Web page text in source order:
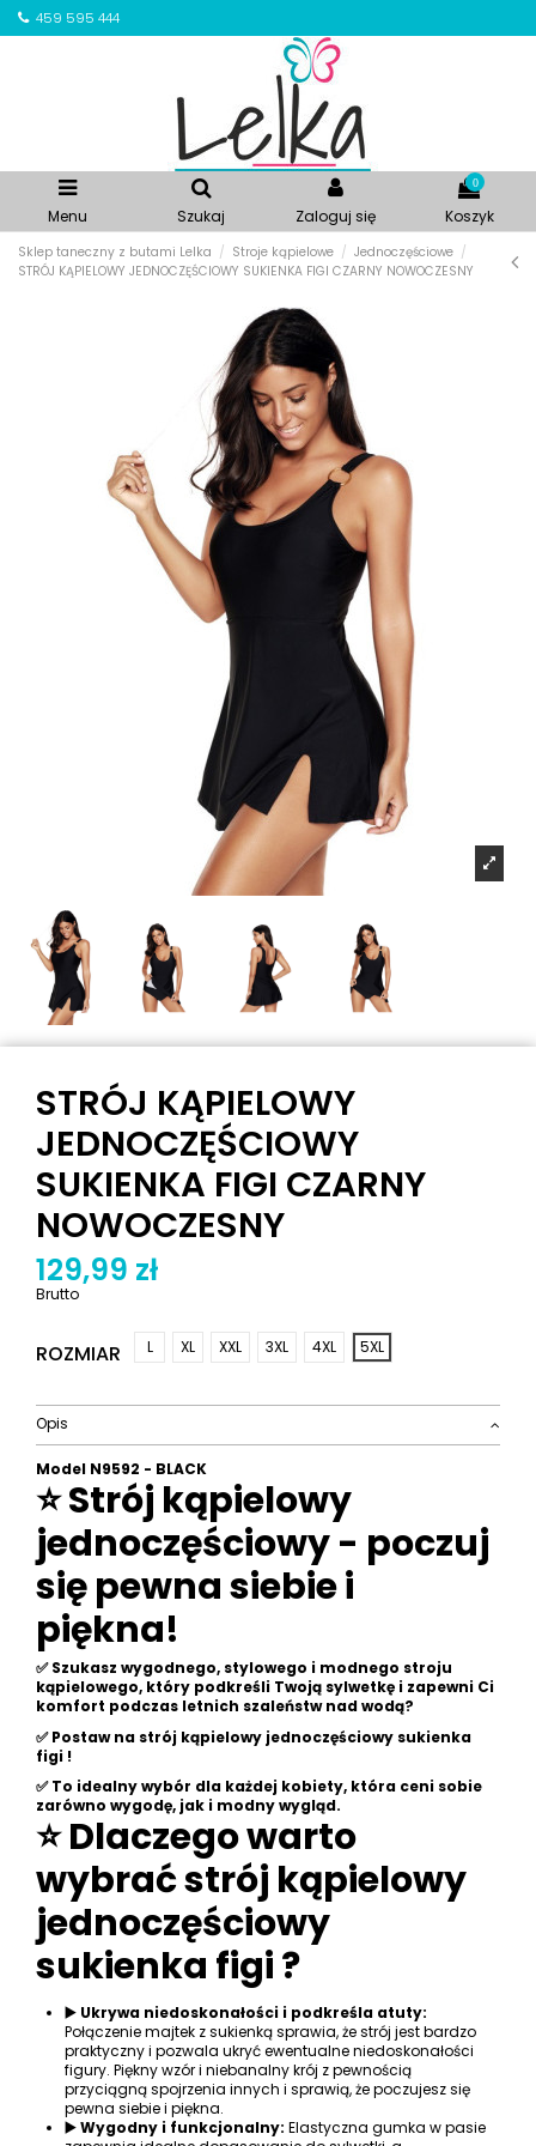
459 595 444
Menu Szukaj Zaloguj się
0
Koszyk
Sklep taneczny z butami Lelka Stroje kąpielowe
Jednoczęściowe
STRÓJ KĄPIELOWY JEDNOCZĘŚCIOWY SUKIENKA FIGI CZARNY NOWOCZESNY
STRÓJ KĄPIELOWY
JEDNOCZĘŚCIOWY
SUKIENKA FIGI CZARNY
NOWOCZESNY
129,99 zł
Brutto
ROZMIAR L XL XXL 3XL 4XL 5XL
Opis
Model N9592 - BLACK
⭐ Strój kąpielowy
jednoczęściowy - poczuj
się pewna siebie i
piękna!
✅ Szukasz wygodnego, stylowego i modnego stroju
kąpielowego, który podkreśli Twoją sylwetkę i zapewni Ci
komfort podczas letnich szaleństw nad wodą?
✅ Postaw na strój kąpielowy jednoczęściowy sukienka
figi !
✅ To idealny wybór dla każdej kobiety, która ceni sobie
zarówno wygodę, jak i modny wygląd.
⭐ Dlaczego warto
wybrać strój kąpielowy
jednoczęściowy
sukienka figi ?
▶️ Ukrywa niedoskonałości i podkreśla atuty:
Połączenie majtek z sukienką sprawia, że strój jest bardzo
praktyczny i pozwala ukryć ewentualne niedoskonałości
figury. Piękny wzór i niebanalny krój z pewnością
przyciągną spojrzenia innych i sprawią, że poczujesz się
pewna siebie i piękna.
▶️ Wygodny i funkcjonalny: Elastyczna gumka w pasie